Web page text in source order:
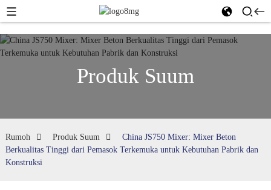
Produk Suum
Rumoh Produk Suum
China JS750 Mixer: Mixer Beton
Berkualitas Tinggi dari Pemasok Terkemuka untuk Kebutuhan Pabrik dan
Konstruksi